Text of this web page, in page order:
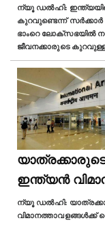
ന്യൂ ഡല്‍ഹി:
കുറവുണ്ടെന്ന് സര്‍ക്കാർ
ഭാംറെ ലോക്സഭയിൽ
ജീവനക്കാരുടെ
ഇന്ത്യൻ
ന്യൂ ഡല്‍ഹി:
വിമാനത്താവളങ്ങൾക്ക്